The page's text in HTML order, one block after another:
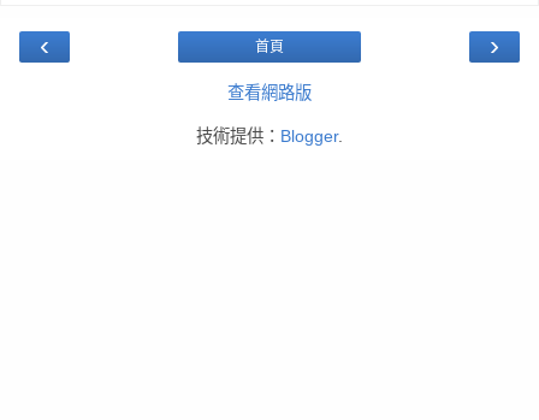
‹ ›
首頁
查看網路版
技術提供： Blogger.